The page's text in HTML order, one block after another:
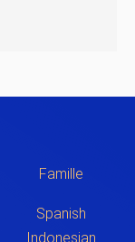
Famille
Spanish
Indonesian